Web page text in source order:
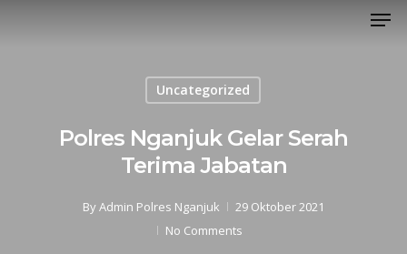
Uncategorized
Polres Nganjuk Gelar Serah
Terima Jabatan
ByAdmin Polres Nganjuk
29 Oktober 2021
No Comments